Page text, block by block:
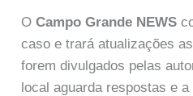
OCampo Grande NEWS
caso e trará atualizações
forem divulgados pelas
local aguarda respostas e